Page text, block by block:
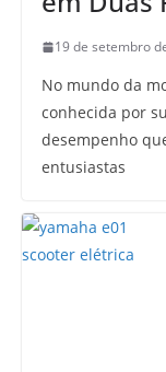
19 de setembro
No mundo da
conhecida por
desempenho
entusiastas